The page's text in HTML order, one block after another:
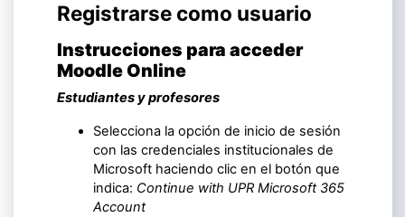
Registrarse como usuario
Instrucciones para acceder
Moodle Online
Estudiantes y profesores
Selecciona la opción de inicio de sesión
con las credenciales institucionales de
Microsoft haciendo clic en el botón que
indica: Continue with UPR Microsoft 365
Account